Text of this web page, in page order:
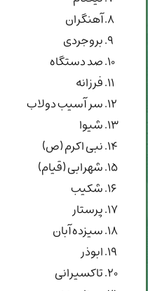
آهنگران
بروجردی
صد دستگاه
فرزانه
سر آسیب دولاب
شیوا
نبی اکرم (ص)
شهرابی (قیام)
شکیب
پرستار
سیزده آبان
ابوذر
تاکسیرانی